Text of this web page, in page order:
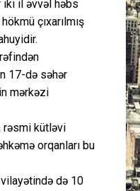
Peşə etikası
Əlaqə
iki il əvvəl həbs
çıxarılmış
17-də səhər
mərkəzi
rəsmi kütləvi
orqanları bu
vilayətində də 10